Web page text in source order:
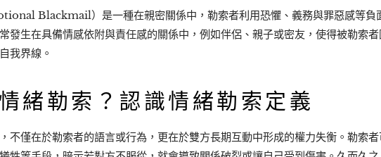
Blackmail）是一種在親密關係中，勒索者利用恐懼、義務與罪惡感等負
發生在具備情感依附與責任感的關係中，例如伴侶、親子或密友，使得被勒索
我界線。
緒勒索？認識情緒勒索定義
不僅在於勒索者的語言或行為，更在於雙方長期互動中形成的權力失衡。勒索